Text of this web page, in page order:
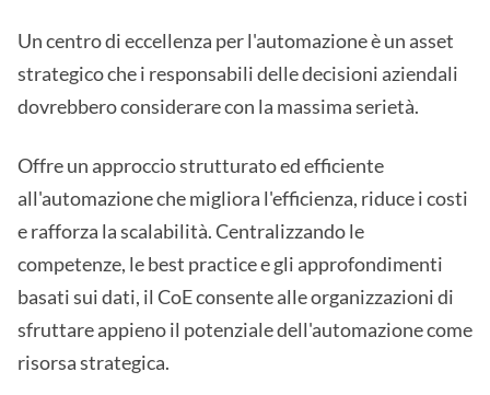
Un centro di eccellenza per l'automazione è un asset
strategico che i responsabili delle decisioni aziendali
dovrebbero considerare con la massima serietà.
Offre un approccio strutturato ed efficiente
all'automazione che migliora l'efficienza, riduce i costi
e rafforza la scalabilità. Centralizzando le
competenze, le best practice e gli approfondimenti
basati sui dati, il CoE consente alle organizzazioni di
sfruttare appieno il potenziale dell'automazione come
risorsa strategica.